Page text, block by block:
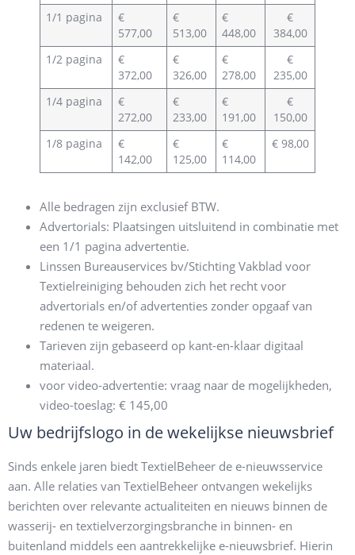
1/1 pagina
€
577,00
€
513,00
€
448,00
€
384,00
1/2 pagina
€
372,00
€
326,00
€
278,00
€
235,00
1/4 pagina
€
272,00
€
233,00
€
191,00
€
150,00
1/8 pagina
€
142,00
€
125,00
€
114,00
€ 98,00
Alle bedragen zijn exclusief BTW.
Advertorials: Plaatsingen uitsluitend in combinatie met
een 1/1 pagina advertentie.
Linssen Bureauservices bv/Stichting Vakblad voor
Textielreiniging behouden zich het recht voor
advertorials en/of advertenties zonder opgaaf van
redenen te weigeren.
Tarieven zijn gebaseerd op kant-en-klaar digitaal
materiaal.
voor video-advertentie: vraag naar de mogelijkheden,
video-toeslag: € 145,00
Uw bedrijfslogo in de wekelijkse nieuwsbrief
Sinds enkele jaren biedt TextielBeheer de e-nieuwsservice
aan. Alle relaties van TextielBeheer ontvangen wekelijks
berichten over relevante actualiteiten en nieuws binnen de
wasserij- en textielverzorgingsbranche in binnen- en
buitenland middels een aantrekkelijke e-nieuwsbrief. Hierin